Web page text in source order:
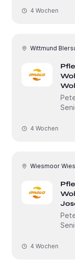
4 Wochen
Wittmund
4 Wochen
Wiesmoor
4 Wochen